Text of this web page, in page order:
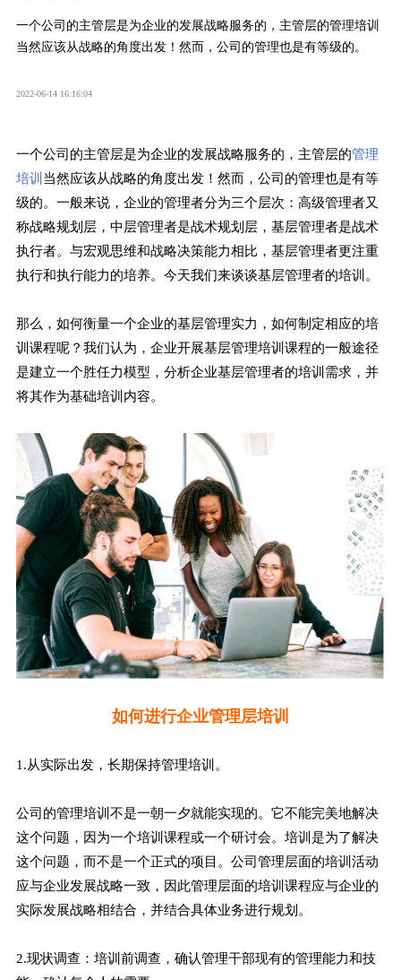
一个公司的主管层是为企业的发展战略服务的，主管层的管理培训
当然应该从战略的角度出发！然而，公司的管理也是有等级的。
2022-06-14 16:16:04
一个公司的主管层是为企业的发展战略服务的，主管层的管理
培训 当然应该从战略的角度出发！然而，公司的管理也是有等
级的。一般来说，企业的管理者分为三个层次：高级管理者又
称战略规划层，中层管理者是战术规划层，基层管理者是战术
执行者。与宏观思维和战略决策能力相比，基层管理者更注重
执行和执行能力的培养。今天我们来谈谈基层管理者的培训。
那么，如何衡量一个企业的基层管理实力，如何制定相应的培
训课程呢？我们认为，企业开展基层管理培训课程的一般途径
是建立一个胜任力模型，分析企业基层管理者的培训需求，并
将其作为基础培训内容。
如何进行企业管理层培训
1.从实际出发，长期保持管理培训。
公司的管理培训不是一朝一夕就能实现的。它不能完美地解决
这个问题，因为一个培训课程或一个研讨会。培训是为了解决
这个问题，而不是一个正式的项目。公司管理层面的培训活动
应与企业发展战略一致，因此管理层面的培训课程应与企业的
实际发展战略相结合，并结合具体业务进行规划。
2.现状调查：培训前调查，确认管理干部现有的管理能力和技